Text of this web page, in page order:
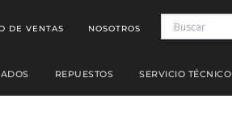
DE VENTAS NOSOTROS
REPUESTOS SERVICIO TÉCNICO